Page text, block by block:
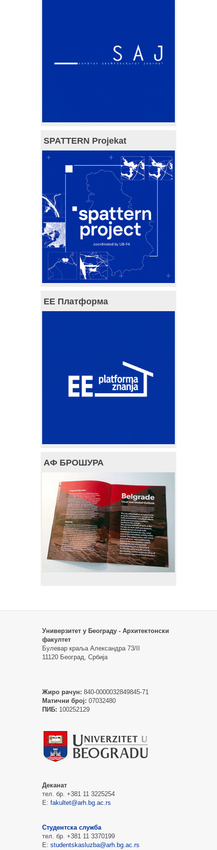
SPATTERN Projekat
ЕЕ Платформа
АФ БРОШУРА
Универзитет у Београду - Архитектонски
факултет
Булевар краља Александра 73/II
11120 Београд, Србија
Жиро рачун: 840-0000032849845-71
Матични број: 07032480
ПИБ: 100252129
Деканат
тел. бр. +381 11 3225254
Е: fakultet@arh.bg.ac.rs
Студентска служба
тел. бр. +381 11 3370199
Е: studentskasluzba@arh.bg.ac.rs